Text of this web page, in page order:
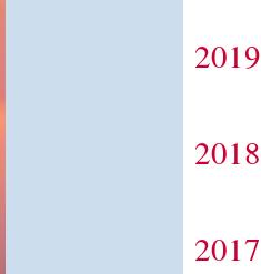
2019
2018
2017